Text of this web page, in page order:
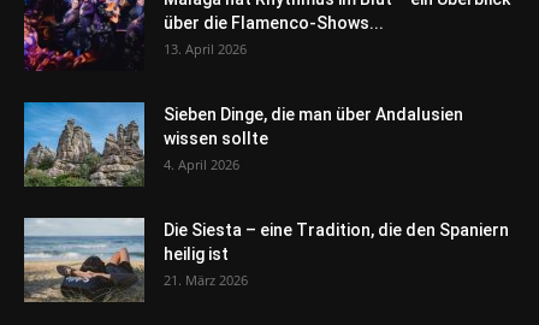
über die Flamenco-Shows...
13. April 2026
Sieben Dinge, die man über Andalusien
wissen sollte
4. April 2026
Die Siesta – eine Tradition, die den Spaniern
heilig ist
21. März 2026